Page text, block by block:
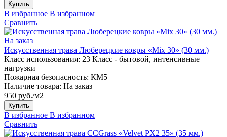
Купить
В избранное В избранном
Сравнить
На заказ
Искусственная трава Люберецкие ковры «Mix 30» (30 мм.)
Класс использования: 23 Класс - бытовой, интенсивные
нагрузки
Пожарная безопасность: КМ5
Наличие товара: На заказ
950 руб./м2
Купить
В избранное В избранном
Сравнить